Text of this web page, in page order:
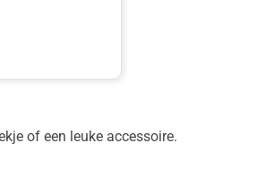
of een leuke accessoire.